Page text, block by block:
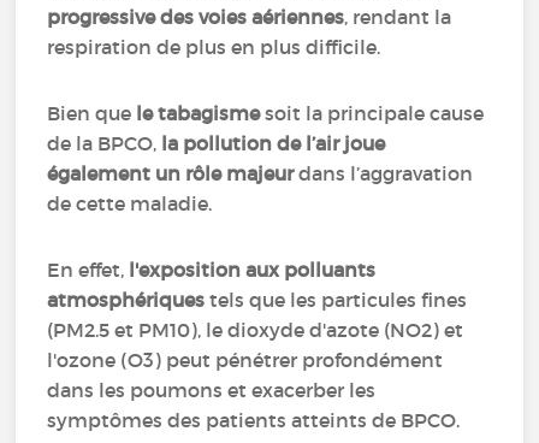
progressive des voies aériennes, rendant la
respiration de plus en plus difficile.
Bien que le tabagismesoit la principale cause
de la BPCO, la pollution de l’air joue
également un rôle majeurdans l’aggravation
de cette maladie.
En effet, l'exposition aux polluants
atmosphériques tels que les particules fines
(PM2.5 et PM10), le dioxyde d'azote (NO2) et
l'ozone (O3) peut pénétrer profondément
dans les poumons et exacerber les
symptômes des patients atteints de BPCO.